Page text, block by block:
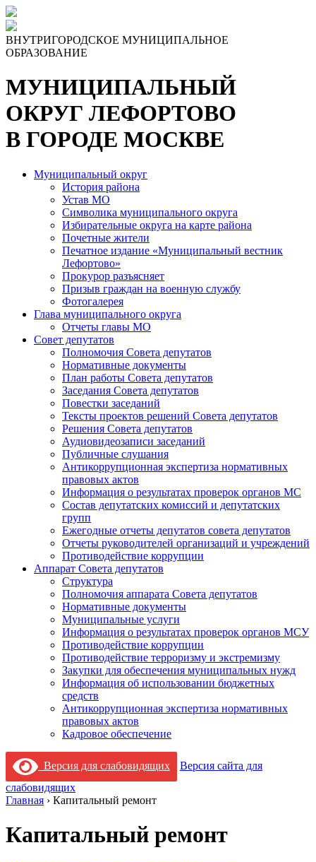
ВНУТРИГОРОДСКОЕ МУНИЦИПАЛЬНОЕ
ОБРАЗОВАНИЕ
МУНИЦИПАЛЬНЫЙ
ОКРУГ ЛЕФОРТОВО
В ГОРОДЕ МОСКВЕ
Муниципальный округ
История района
Устав МО
Символика муниципального округа
Избирательные округа на карте района
Почетные жители
Печатное издание «Муниципальный вестник
Лефортово»
Прокурор разъясняет
Призыв граждан на военную службу
Фотогалерея
Глава муниципального округа
Отчеты главы МО
Совет депутатов
Полномочия Совета депутатов
Нормативные документы
План работы Совета депутатов
Заседания Cовета депутатов
Повестки заседаний
Тексты проектов решений Совета депутатов
Решения Совета депутатов
Аудиовидеозаписи заседаний
Публичные слушания
Антикоррупционная экспертиза нормативных
правовых актов
Информация о результатах проверок органов МС
Состав депутатских комиссий и депутатских
групп
Ежегодные отчеты депутатов совета депутатов
Отчеты руководителей организаций и учреждений
Противодействие коррупции
Аппарат Совета депутатов
Структура
Полномочия аппарата Совета депутатов
Нормативные документы
Муниципальные услуги
Информация о результатах проверок органов МСУ
Противодействие коррупции
Противодействие терроризму и экстремизму
Закупки для обеспечения муниципальных нужд
Информация об использовании бюджетных
средств
Антикоррупционная экспертиза нормативных
правовых актов
Кадровое обеспечение
Версия для слабовидящих
Версия сайта для
слабовидящих
Главная › Капитальный ремонт
Капитальный ремонт